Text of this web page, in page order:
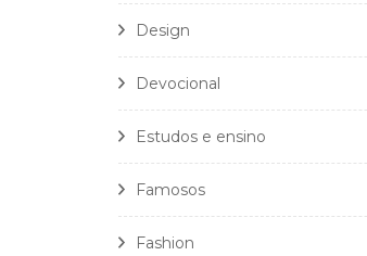
Design
Devocional
Estudos e ensino
Famosos
Fashion